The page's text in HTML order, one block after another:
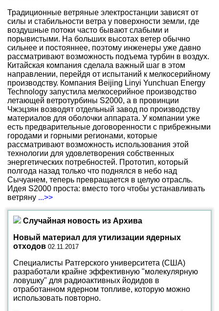
Традиционные ветряные электростанции зависят от
силы и стабильности ветра у поверхности земли, где
воздушные потоки часто бывают слабыми и
порывистыми. На больших высотах ветер обычно
сильнее и постояннее, поэтому инженеры уже давно
рассматривают возможность подъема турбин в воздух.
Китайская компания сделала важный шаг в этом
направлении, перейдя от испытаний к мелкосерийному
производству. Компания Beijing Linyi Yunchuan Energy
Technology запустила мелкосерийное производство
летающей ветротурбины S2000, а в провинции
Чжэцзян возводят отдельный завод по производству
материалов для оболочки аппарата. У компании уже
есть предварительные договоренности с прибрежными
городами и горными регионами, которые
рассматривают возможность использования этой
технологии для удовлетворения собственных
энергетических потребностей. Прототип, который
полгода назад только что поднялся в небо над
Сычуанем, теперь превращается в целую отрасль.
Идея S2000 проста: вместо того чтобы устанавливать
ветряну ...>>
Случайная новость из Архива
Новый материал для утилизации ядерных
отходов 02.11.2017
Специалисты Ратгерского университета (США)
разработали крайне эффективную "молекулярную
ловушку" для радиоактивных йодидов в
отработанном ядерном топливе, которую можно
использовать повторно.